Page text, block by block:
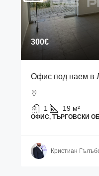
300€
Офис под наем в
1 19 м²
ОФИС, ТЪРГОВСКИ
Кристиан